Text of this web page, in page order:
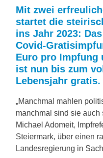
Mit zwei
startet die
ins Jahr 2023:
Covid-
Euro pro Impfung
ist nun bis zum
Lebensjahr gratis.
„Manchmal mahlen
manchmal sind sie auch
Michael Adomeit,
Steiermark, über einen
Landesregierung in